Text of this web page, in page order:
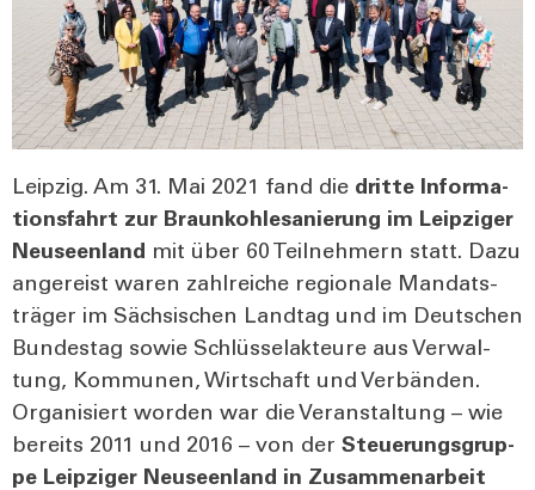
Leip­zig. Am 31. Mai 2021 fand die drit­te Infor­ma­
ti­ons­fahrt zur Braun­koh­le­sa­nie­rung im Leip­zi­ger
Neu­se­en­land mit über 60 Teil­neh­mern statt. Dazu
ange­reist waren zahl­rei­che regio­na­le Man­dats­
trä­ger im Säch­si­schen Land­tag und im Deut­schen
Bun­des­tag sowie Schlüs­sel­ak­teu­re aus Ver­wal­
tung, Kom­mu­nen, Wirt­schaft und Ver­bän­den.
Orga­ni­siert wor­den war die Ver­an­stal­tung – wie
bereits 2011 und 2016 – von der Steue­rungs­grup­
pe Leip­zi­ger Neu­se­en­land in Zusam­men­ar­beit